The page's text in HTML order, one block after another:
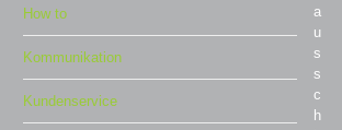
How to
Kommunikation
Kundenservice
a
u
s
s
c
h